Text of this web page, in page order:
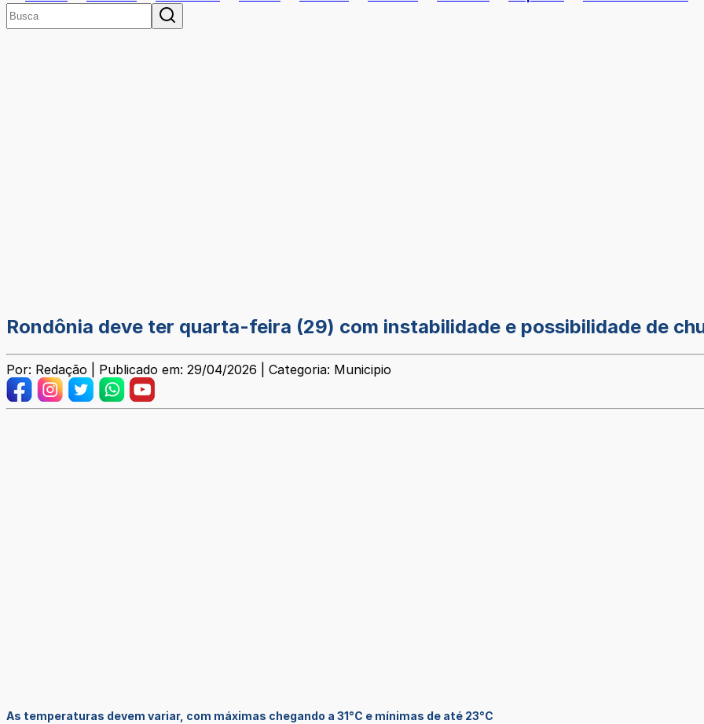
Rondônia deve ter quarta-feira (29) com instabilidade e possibilidade de
Por: Redação | Publicado em: 29/04/2026 | Categoria: Municipio
As temperaturas devem variar, com máximas chegando a 31°C e mínimas de até 23°C